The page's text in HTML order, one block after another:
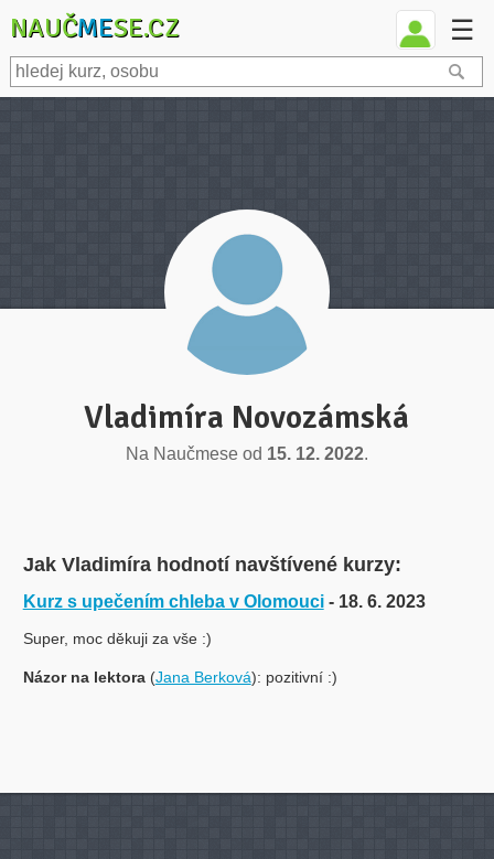
NAUČMESE.CZ ☰
Vladimíra Novozámská
Na Naučmese od 15. 12. 2022.
Jak Vladimíra hodnotí navštívené kurzy:
Kurz s upečením chleba v Olomouci - 18. 6. 2023
Super, moc děkuji za vše :)
Názor na lektora(Jana Berková): pozitivní :)